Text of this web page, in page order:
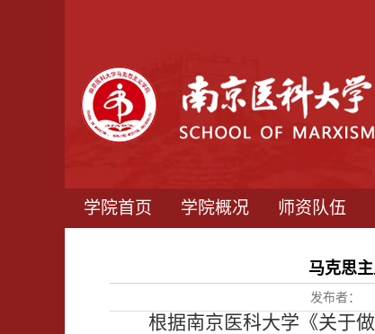
学院首页 学院概况 师资队伍
马克思
发布者：
根据南京医科大学《关于